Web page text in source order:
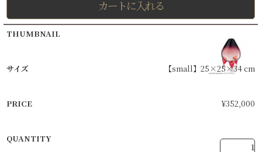
カートに入れる
【small】25×25×34 cm
¥352,000